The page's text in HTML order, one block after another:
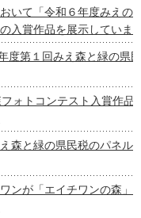
いて「令和６年度みえの
入賞作品を展示していま
度第１回みえ森と緑の県
ォトコンテスト入賞作品
森と緑の県民税のパネル
ンが「エイチワンの森」